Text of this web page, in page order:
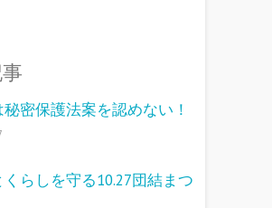
密保護法案を認めない！
らしを守る10.27団結まつ